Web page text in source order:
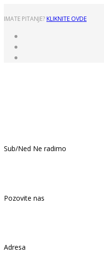
IMATE PITANJE? KLIKNITE OVDE
Sub/Ned Ne radimo
Pozovite nas
Adresa